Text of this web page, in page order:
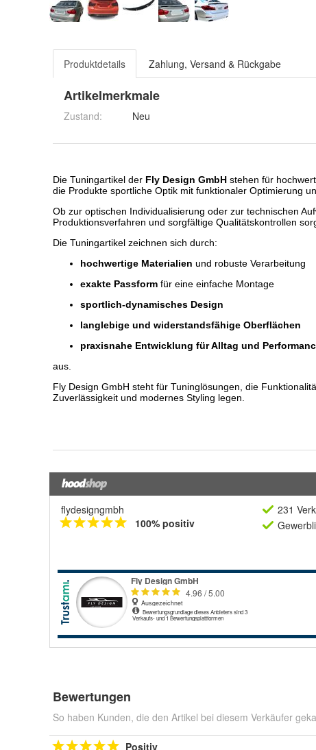
Produktdetails Zahlung, Versand & Rückgabe
Artikelmerkmale
Zustand: Neu
flydesigngmbh
100% positiv
231
Bewertungen
So haben Kunden, die den Artikel bei diesem Verkäufer
Positiv